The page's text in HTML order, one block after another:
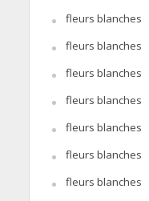
fleurs blanches
fleurs blanches
fleurs blanches
fleurs blanches
fleurs blanches
fleurs blanches
fleurs blanches